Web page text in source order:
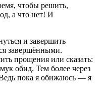
чтобы решить,
а что нет! И
и завершить
завершёнными.
прощения или сказать:
обид. Тем более через
пока я обижаюсь — я